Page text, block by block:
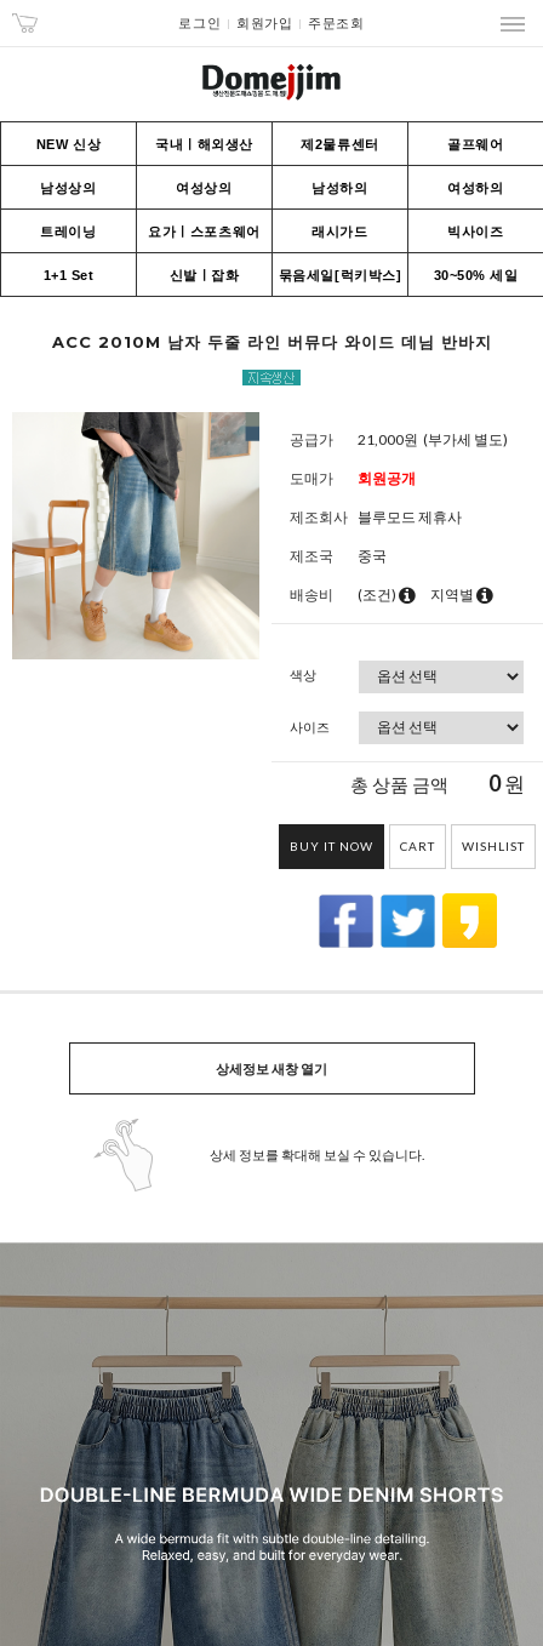
로그인 회원가입 주문조회
NEW 신상 국내ㅣ해외생산 제2물류센터 골프웨어
남성상의 여성상의 남성하의 여성하의
트레이닝 요가ㅣ스포츠웨어 래시가드 빅사이즈
1+1 Set 신발ㅣ잡화 묶음세일[럭키박스] 30~50% 세일
ACC 2010M 남자 두줄 라인 버뮤다 와이드 데님 반바지
공급가 21,000원 (부가세 별도)
도매가 회원공개
제조회사 블루모드 제휴사
제조국 중국
배송비 (조건) 지역별
색상
사이즈
총 상품 금액 0원
BUY IT NOW CART WISHLIST
상세정보 새창 열기
상세 정보를 확대해 보실 수 있습니다.